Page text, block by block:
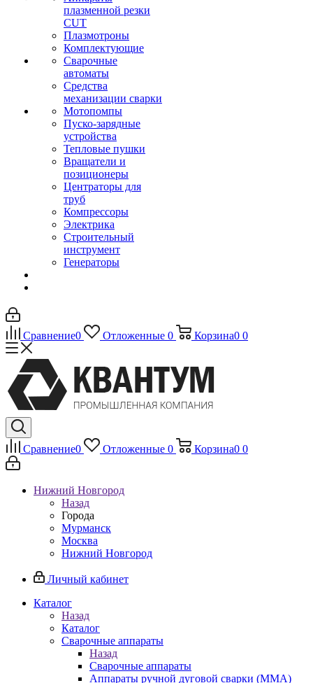
плазменной резки
CUT
Плазмотроны
Комплектующие
Сварочные
автоматы
Средства
механизации сварки
Мотопомпы
Пуско-зарядные
устройства
Тепловые пушки
Вращатели и
позиционеры
Центраторы для
труб
Компрессоры
Электрика
Строительный
инструмент
Генераторы
Сравнение0 Отложенные 0 Корзина0 0
Сравнение0 Отложенные 0 Корзина0 0
Нижний Новгород
Назад
Города
Мурманск
Москва
Нижний Новгород
Личный кабинет
Каталог
Назад
Каталог
Сварочные аппараты
Назад
Сварочные аппараты
Аппараты ручной дуговой сварки (MMA)